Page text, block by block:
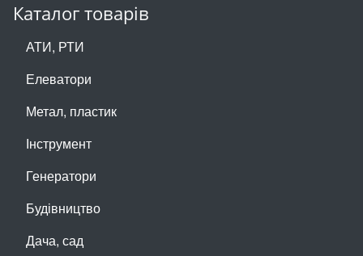
Каталог товарів
АТИ, РТИ
Елеватори
Метал, пластик
Інструмент
Генератори
Будівництво
Дача, сад